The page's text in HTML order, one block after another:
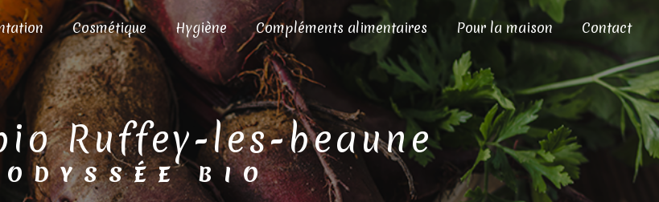
Cosmétique Hygiène Compléments alimentaires Pour la maison Contact
Ruffey-les-beaune
L'ODYSSÉE BIO